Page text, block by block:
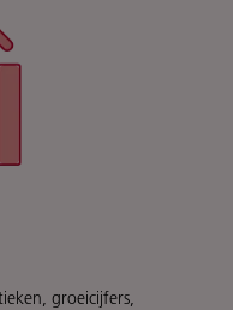
groeicijfers,